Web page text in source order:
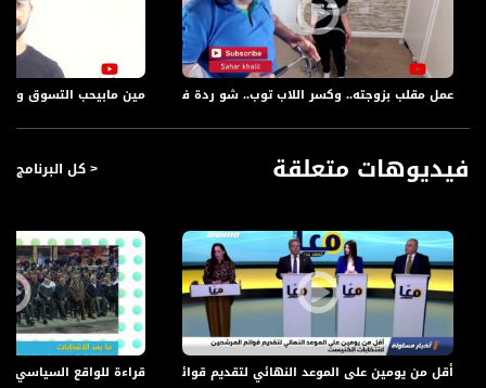
مين مابيحب التسوق
عمل مقلب بزوجته.. وكسر اللاب توب.. شو ردة فعلها؟،سحر خليل ،يوتيوبرز،16.5.2019،قناة مساواة
فيديوهات متعلقة < كل البرنامج
قراءة للواقع السياسي،أقل من يومين على الموعد النهائي لتقديم قوائم المرشحين لانتخابات